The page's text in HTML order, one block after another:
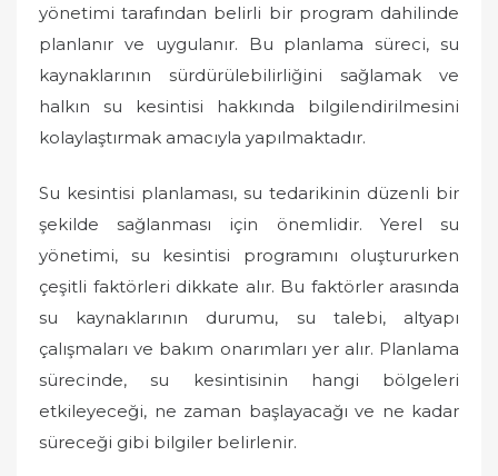
yönetimi tarafından belirli bir program dahilinde
planlanır ve uygulanır. Bu planlama süreci, su
kaynaklarının sürdürülebilirliğini sağlamak ve
halkın su kesintisi hakkında bilgilendirilmesini
kolaylaştırmak amacıyla yapılmaktadır.
Su kesintisi planlaması, su tedarikinin düzenli bir
şekilde sağlanması için önemlidir. Yerel su
yönetimi, su kesintisi programını oluştururken
çeşitli faktörleri dikkate alır. Bu faktörler arasında
su kaynaklarının durumu, su talebi, altyapı
çalışmaları ve bakım onarımları yer alır. Planlama
sürecinde, su kesintisinin hangi bölgeleri
etkileyeceği, ne zaman başlayacağı ve ne kadar
süreceği gibi bilgiler belirlenir.